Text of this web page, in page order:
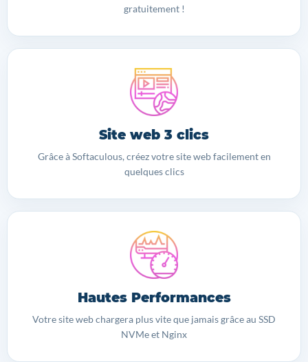
gratuitement !
Site web 3 clics
Grâce à Softaculous, créez votre site web facilement en
quelques clics
Hautes Performances
Votre site web chargera plus vite que jamais grâce au SSD
NVMe et Nginx